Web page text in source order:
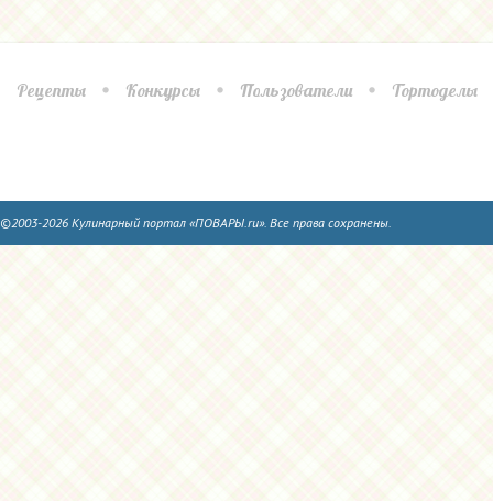
Рецепты Конкурсы Пользователи Тортоделы
©2003-2026 Кулинарный портал «ПОВАРЫ.ru». Все права сохранены.